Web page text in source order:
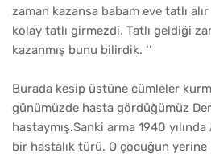
zaman kazansa babam eve tatlı
kolay tatlı girmezdi. Tatlı geldiği
kazanmış bunu bilirdik. ‘’
Burada kesip üstüne cümleler
günümüzde hasta gördüğümüz
hastaymış.Sanki arma 1940
bir hastalık türü. O çocuğun